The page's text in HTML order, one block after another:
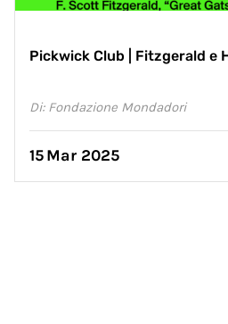
Pickwick Club | Fitzgerald e
Di: Fondazione Mondadori
15Mar 2025